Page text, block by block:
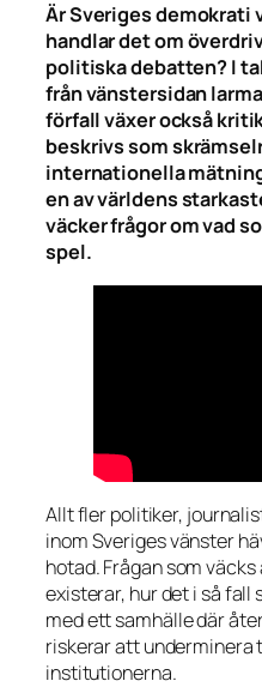
Är Sveriges demokrati
handlar det om
politiska debatten? I
från vänstersidan
förfall växer också
beskrivs som
internationella
en av världens
väcker frågor om vad
spel.
Allt fler politiker,
inom Sveriges vänster
hotad. Frågan som
existerar, hur det i så fall
med ett samhälle där
riskerar att
institutionerna.